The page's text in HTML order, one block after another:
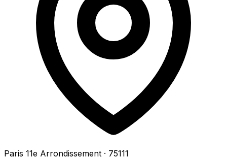
Paris 11e Arrondissement · 75111